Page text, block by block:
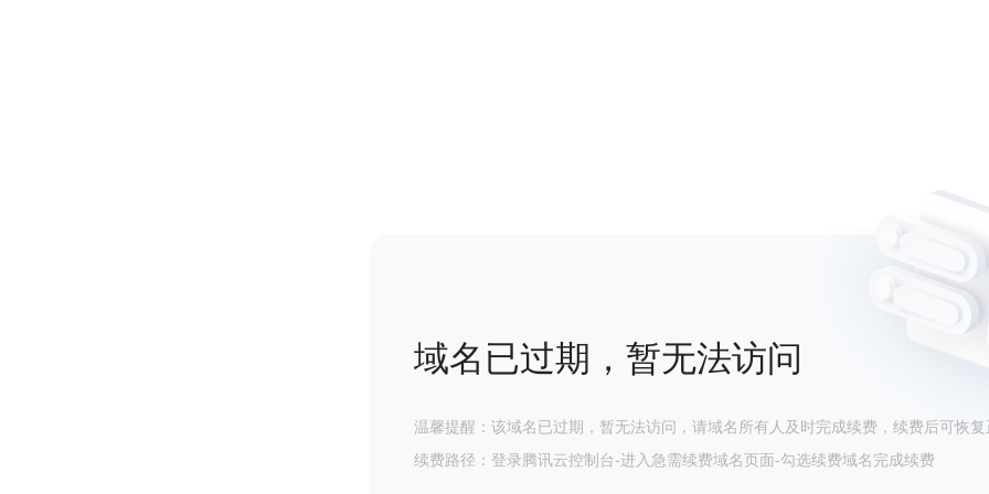
域名已过期，暂无法访问
温馨提醒：该域名已过期，暂无法访问，请域名所有人及时完成续费，续费后可恢复
续费路径：登录腾讯云控制台-进入急需续费域名页面-勾选续费域名完成续费